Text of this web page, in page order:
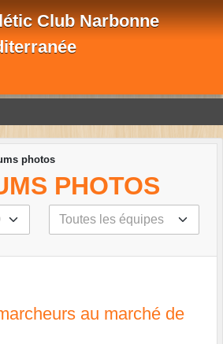
Club Narbonne
photos
PHOTOS
au marché de
cookies